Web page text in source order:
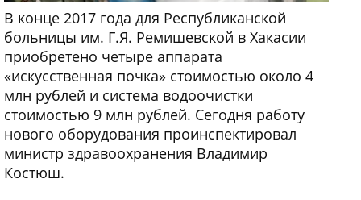
В конце 2017 года для Республиканской
больницы им. Г.Я. Ремишевской в Хакасии
приобретено четыре аппарата
«искусственная почка» стоимостью около 4
млн рублей и система водоочистки
стоимостью 9 млн рублей. Сегодня работу
нового оборудования проинспектировал
министр здравоохранения Владимир
Костюш.